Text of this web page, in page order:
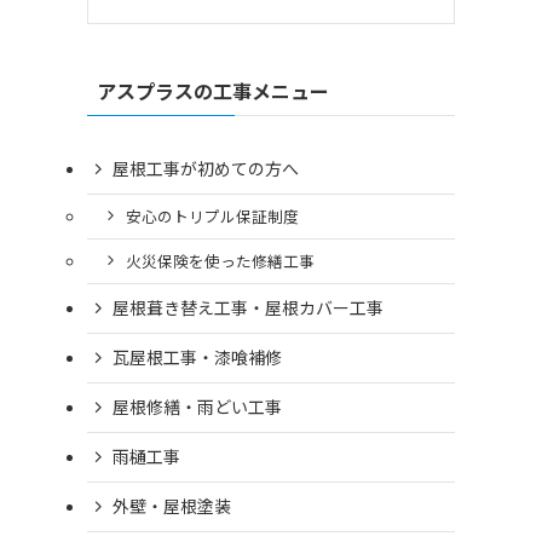
アスプラスの工事メニュー
屋根工事が初めての方へ
安心のトリプル保証制度
火災保険を使った修繕工事
屋根葺き替え工事・屋根カバー工事
瓦屋根工事・漆喰補修
屋根修繕・雨どい工事
雨樋工事
外壁・屋根塗装